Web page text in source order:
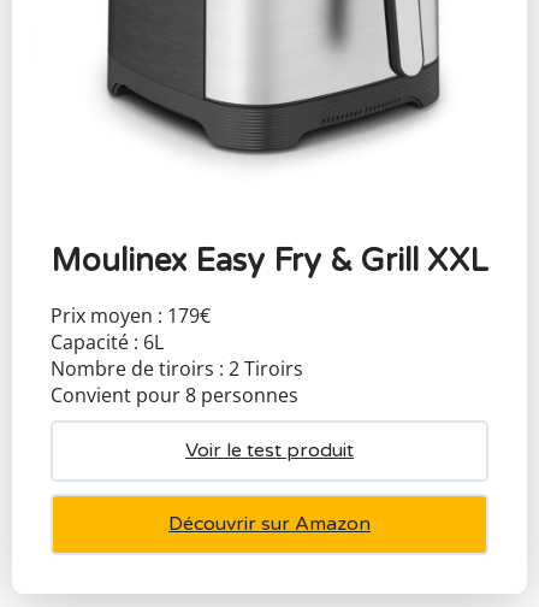
Moulinex Easy Fry & Grill XXL
Prix moyen : 179€
Capacité : 6L
Nombre de tiroirs : 2 Tiroirs
Convient pour 8 personnes
Voir le test produit
Découvrir sur Amazon